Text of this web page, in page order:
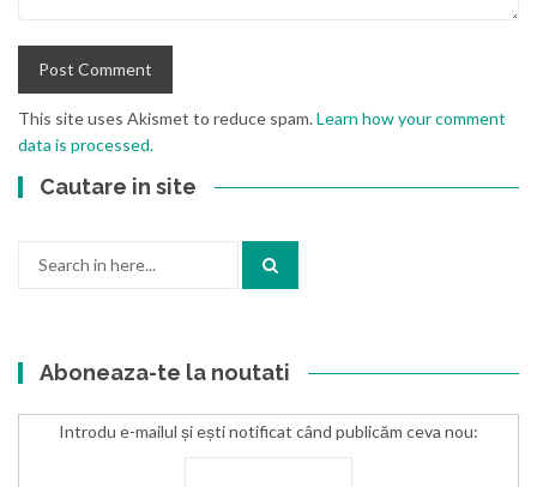
This site uses Akismet to reduce spam.Learn how your comment
data is processed.
Cautare in site
Aboneaza-te la noutati
Introdu e-mailul și ești notificat când publicăm ceva nou: